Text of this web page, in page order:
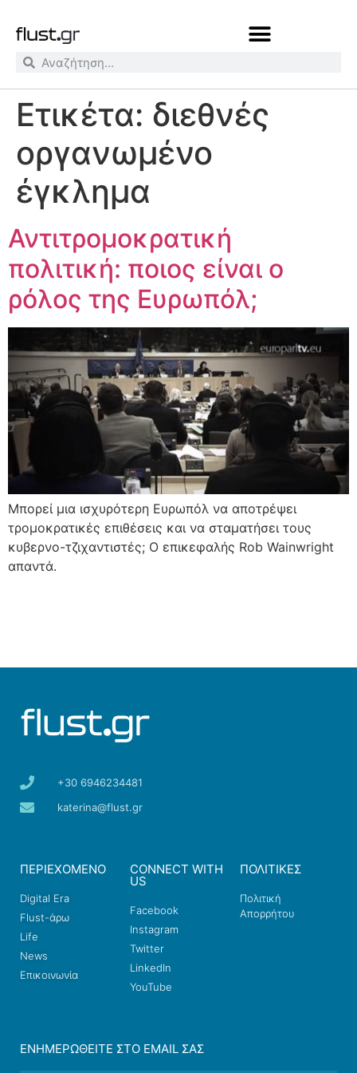
Ετικέτα: διεθνές
οργανωμένο
έγκλημα
Αντιτρομοκρατική
πολιτική: ποιος είναι ο
ρόλος της Ευρωπόλ;
Μπορεί μια ισχυρότερη Ευρωπόλ να αποτρέψει
τρομοκρατικές επιθέσεις και να σταματήσει τους
κυβερνο-τζιχαντιστές; Ο επικεφαλής Rob Wainwright
απαντά.
+30 6946234481
katerina@flust.gr
ΠΕΡΙΕΧΟΜΕΝΟ
Digital Era
Flust-άρω
Life
News
Επικοινωνία
CONNECT WITH
US
Facebook
Instagram
Twitter
LinkedIn
YouTube
ΠΟΛΙΤΙΚΕΣ
Πολιτική
Απορρήτου
ΕΝΗΜΕΡΩΘΕΊΤΕ ΣΤΟ EMAIL ΣΑΣ